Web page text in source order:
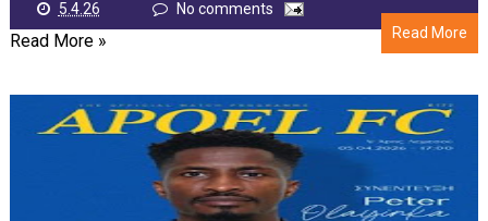
5.4.26
No comments
Read More
Read More »